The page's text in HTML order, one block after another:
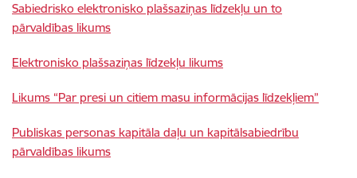
Sabiedrisko elektronisko plašsaziņas līdzekļu un to
pārvaldības likums
Elektronisko plašsaziņas līdzekļu likums
Likums “Par presi un citiem masu informācijas līdzekļiem”
Publiskas personas kapitāla daļu un kapitālsabiedrību
pārvaldības likums